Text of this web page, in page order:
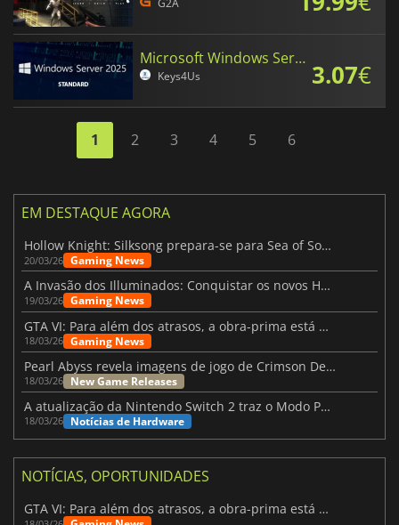
Microsoft Windows Server Standard 2025
Keys4Us 3.07€
1 2 3 4 5 6
EM DESTAQUE AGORA
Hollow Knight: Silksong prepara-se para Sea of Sorrow com um patch
20/03/26 Gaming News
A Invasão dos Illuminados: Conquistar os novos Helldivers 2 Atualização!
19/03/26 Gaming News
GTA VI: Para além dos atrasos, a obra-prima está quase a chegar
18/03/26 Gaming News
Pearl Abyss revela imagens de jogo de Crimson Desert para a PS5
18/03/26 New Game Releases
A atualização da Nintendo Switch 2 traz o Modo Portátil aos jogos mais antigos da Switch
18/03/26 Notícias de Hardware
NOTÍCIAS, OPORTUNIDADES
GTA VI: Para além dos atrasos, a obra-prima está quase a chegar